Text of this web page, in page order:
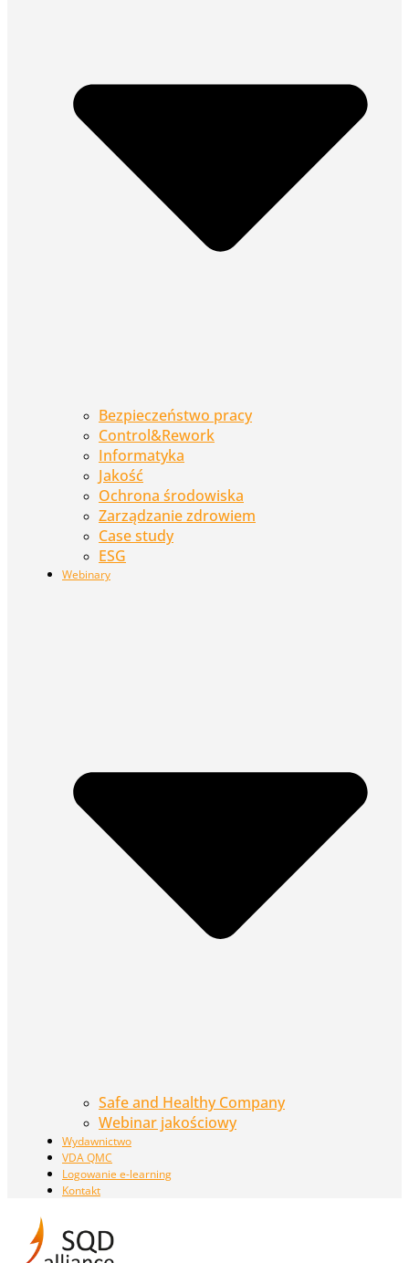
Bezpieczeństwo pracy
Control&Rework
Informatyka
Jakość
Ochrona środowiska
Zarządzanie zdrowiem
Case study
ESG
Webinary
Safe and Healthy Company
Webinar jakościowy
Wydawnictwo
VDA QMC
Logowanie e-learning
Kontakt